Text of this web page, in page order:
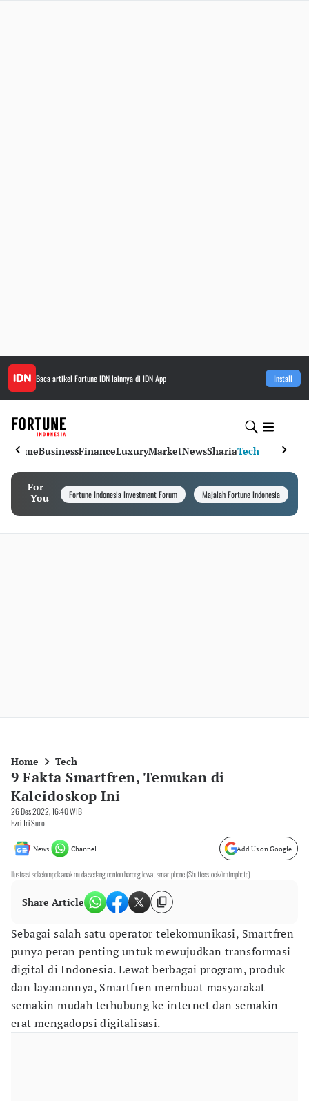
Baca artikel Fortune IDNlainnya di IDN App Install
HomeBusinessFinanceLuxuryMarketNewsShariaTech
For
You
Fortune Indonesia Investment Forum Majalah Fortune Indonesia
Home Tech
9 Fakta Smartfren, Temukan di
Kaleidoskop Ini
26 Des 2022, 16:40 WIB
Ezri Tri Suro
News Channel Add Us on Google
Ilustrasi sekelompok anak muda sedang nonton bareng lewat smartphone (Shutterstock/imtmphoto)
Share Article
Sebagai salah satu operator telekomunikasi, Smartfren
punya peran penting untuk mewujudkan transformasi
digital di Indonesia. Lewat berbagai program, produk
dan layanannya, Smartfren membuat masyarakat
semakin mudah terhubung ke internet dan semakin
erat mengadopsi digitalisasi.